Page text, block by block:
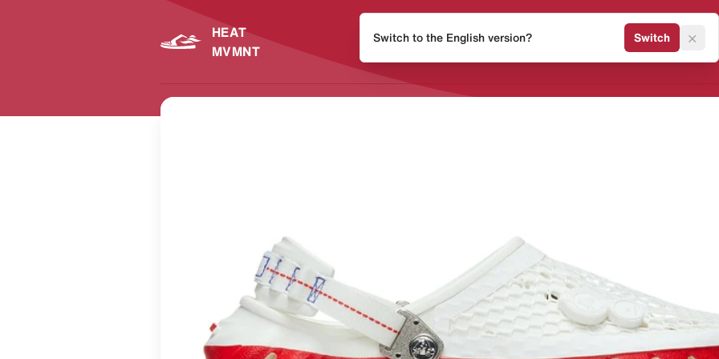
HEAT
MVMNT
Release Kalender Sneaker
Switch to the English version? Switch ×